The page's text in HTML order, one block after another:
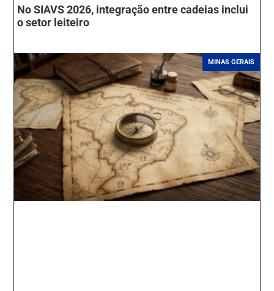
No SIAVS 2026, integração entre cadeias inclui
o setor leiteiro
MINAS GERAIS